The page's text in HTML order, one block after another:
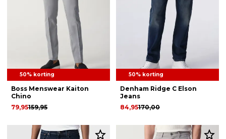
50% korting
Boss Menswear Kaiton
Chino
159,95
79,95
50% korting
Denham Ridge C Elson
Jeans
170,00
84,95